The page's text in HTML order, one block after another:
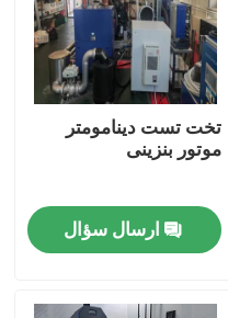
تخت تست دینامومتر
موتور بنزینی
ارسال سؤال